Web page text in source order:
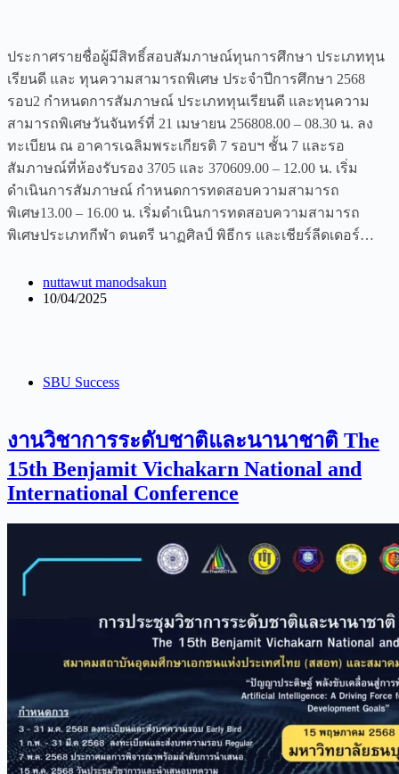
ประกาศรายชื่อผู้มีสิทธิ์สอบสัมภาษณ์ทุนการศึกษา ประเภททุน
เรียนดี และ ทุนความสามารถพิเศษ ประจำปีการศึกษา 2568
รอบ2 กำหนดการสัมภาษณ์ ประเภททุนเรียนดี และทุนความ
สามารถพิเศษวันจันทร์ที่ 21 เมษายน 256808.00 – 08.30 น. ลง
ทะเบียน ณ อาคารเฉลิมพระเกียรติ 7 รอบฯ ชั้น 7 และรอ
สัมภาษณ์ที่ห้องรับรอง 3705 และ 370609.00 – 12.00 น. เริ่ม
ดำเนินการสัมภาษณ์ กำหนดการทดสอบความสามารถ
พิเศษ13.00 – 16.00 น. เริ่มดำเนินการทดสอบความสามารถ
พิเศษประเภทกีฬา ดนตรี นาฏศิลป์ พิธีกร และเชียร์ลีดเดอร์…
nuttawut manodsakun
10/04/2025
SBU Success
งานวิชาการระดับชาติและนานาชาติ The
15th Benjamit Vichakarn National and
International Conference